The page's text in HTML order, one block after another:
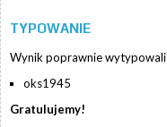
TYPOWANIE
Wynik poprawnie
oks1945
Gratulujemy!